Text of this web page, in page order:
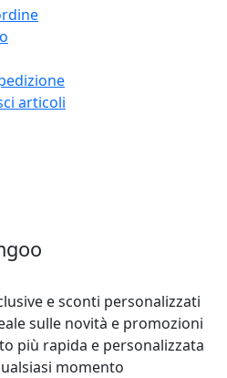
articoli
e sconti personalizzati
sulle novità e promozioni
più rapida e personalizzata
momento